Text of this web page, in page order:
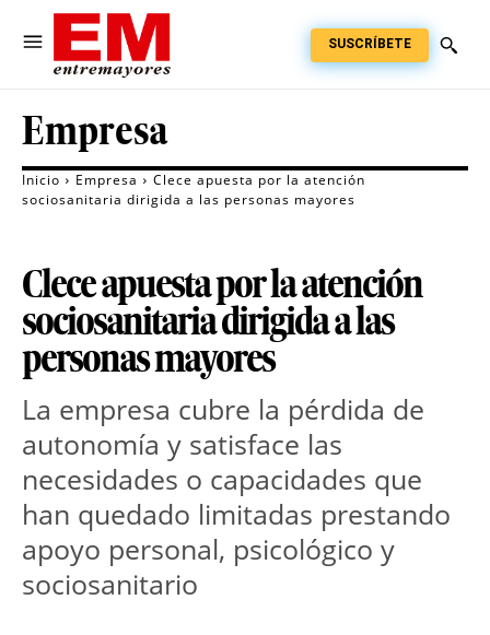
SUSCRÍBETE
Empresa
Inicio Empresa
Clece apuesta por la atención
sociosanitaria dirigida a las personas mayores
Clece apuesta por la atención
sociosanitaria dirigida a las
personas mayores
La empresa cubre la pérdida de
autonomía y satisface las
necesidades o capacidades que
han quedado limitadas prestando
apoyo personal, psicológico y
sociosanitario